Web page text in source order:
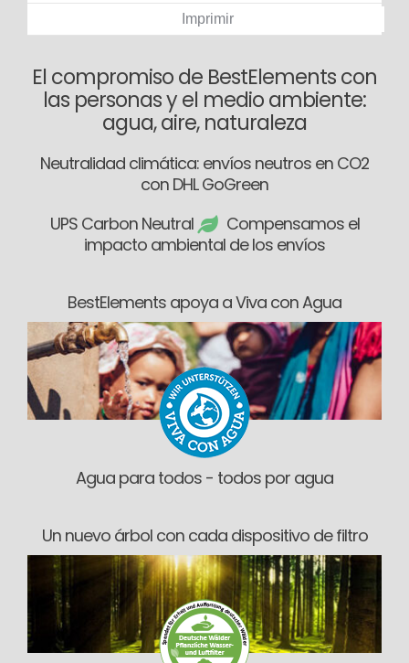
Imprimir
El compromiso de BestElements con
las personas y el medio ambiente:
agua, aire, naturaleza
Neutralidad climática: envíos neutros en CO2
con DHL GoGreen
UPS Carbon Neutral
Compensamos el
impacto ambiental de los envíos
BestElements apoya a Viva con Agua
Agua para todos - todos por agua
Un nuevo árbol con cada dispositivo de filtro